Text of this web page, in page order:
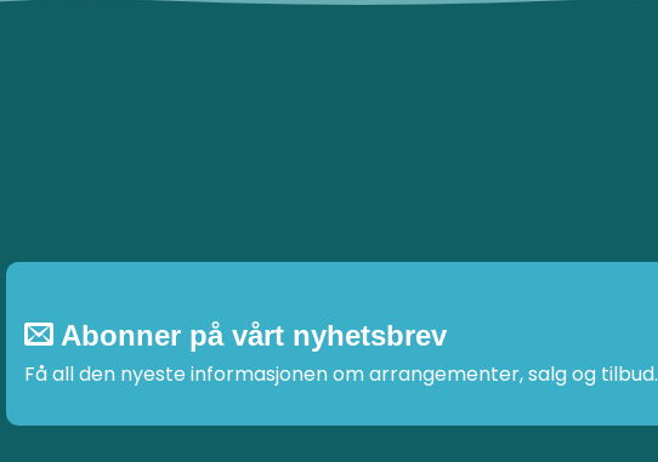
Abonner på vårt nyhetsbrev
Få all den nyeste informasjonen om arrangementer, salg og tilbud.